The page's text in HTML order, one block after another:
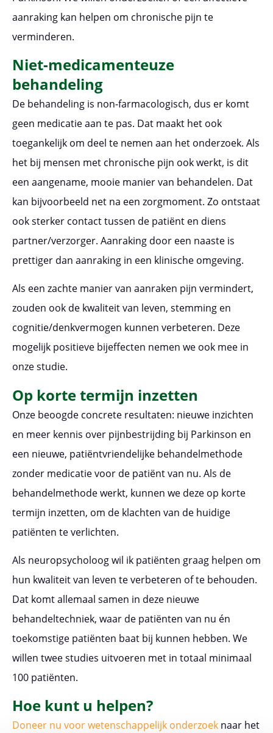
aanraking kan helpen om chronische pijn te
verminderen.
Niet-medicamenteuze
behandeling
De behandeling is non-farmacologisch, dus er komt
geen medicatie aan te pas. Dat maakt het ook
toegankelijk om deel te nemen aan het onderzoek. Als
het bij mensen met chronische pijn ook werkt, is dit
een aangename, mooie manier van behandelen. Dat
kan bijvoorbeeld net na een zorgmoment. Zo ontstaat
ook sterker contact tussen de patiënt en diens
partner/verzorger. Aanraking door een naaste is
prettiger dan aanraking in een klinische omgeving.
Als een zachte manier van aanraken pijn vermindert,
zouden ook de kwaliteit van leven, stemming en
cognitie/denkvermogen kunnen verbeteren. Deze
mogelijk positieve bijeffecten nemen we ook mee in
onze studie.
Op korte termijn inzetten
Onze beoogde concrete resultaten: nieuwe inzichten
en meer kennis over pijnbestrijding bij Parkinson en
een nieuwe, patiëntvriendelijke behandelmethode
zonder medicatie voor de patiënt van nu. Als de
behandelmethode werkt, kunnen we deze op korte
termijn inzetten, om de klachten van de huidige
patiënten te verlichten.
Als neuropsycholoog wil ik patiënten graag helpen om
hun kwaliteit van leven te verbeteren of te behouden.
Dat komt allemaal samen in deze nieuwe
behandeltechniek, waar de patiënten van nu én
toekomstige patiënten baat bij kunnen hebben. We
willen twee studies uitvoeren met in totaal minimaal
100 patiënten.
Hoe kunt u helpen?
Doneer nu voor wetenschappelijk onderzoek naar het